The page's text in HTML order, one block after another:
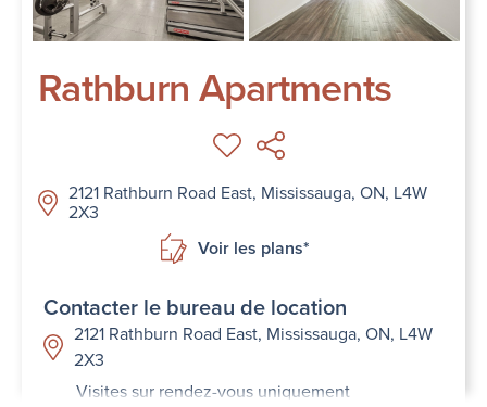
Rathburn Apartments
2121 Rathburn Road East, Mississauga, ON, L4W
2X3
Voir les plans*
Contacter le bureau de location
2121 Rathburn Road East, Mississauga, ON, L4W
2X3
Visites sur rendez-vous uniquement